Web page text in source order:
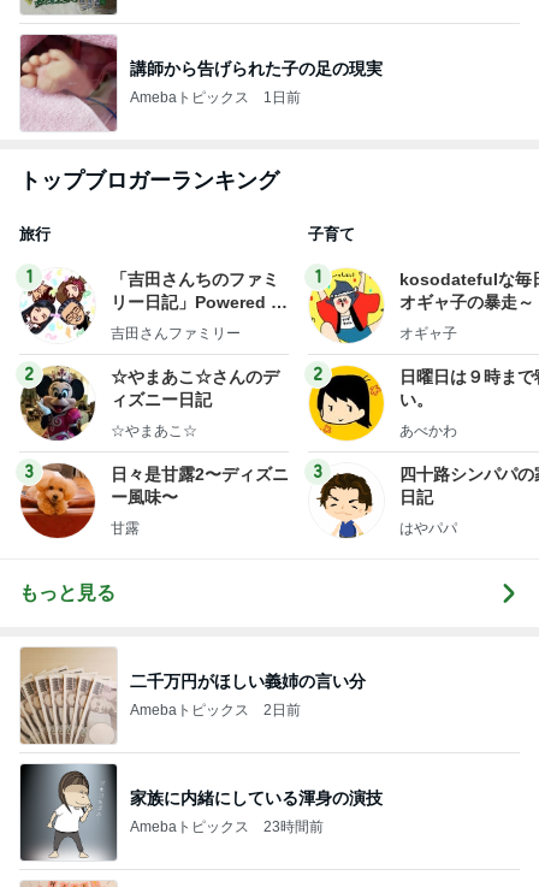
講師から告げられた子の足の現実
Amebaトピックス 1日前
トップブロガーランキング
旅行
1
「吉田さんちのファミ
リー日記」Powered b
y Ameba 吉田さんファ
ログ
吉田さんファミリー
2
☆やまあこ☆さんのデ
ィズニー日記
☆やまあこ☆
3
日々是甘露2〜ディズニ
ー風味〜
甘露
子育て
1
kosodatefulな毎
オギャ子の暴走～
オギャ子
2
日曜日は９時まで
い。
あべかわ
3
四十路シンパパの
日記
はやパパ
もっと見る
二千万円がほしい義姉の言い分
Amebaトピックス 2日前
家族に内緒にしている渾身の演技
Amebaトピックス 23時間前